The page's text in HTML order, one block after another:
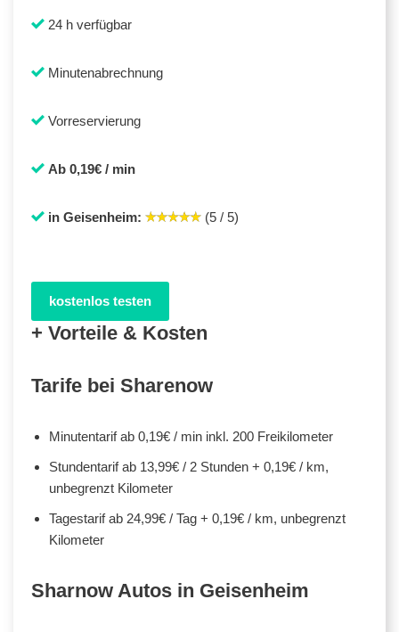
24 h verfügbar
Minutenabrechnung
Vorreservierung
Ab 0,19€ / min
in Geisenheim: (5 / 5)
kostenlos testen
+ Vorteile & Kosten
Tarife bei Sharenow
Minutentarif ab 0,19€ / min inkl. 200 Freikilometer
Stundentarif ab 13,99€ / 2 Stunden + 0,19€ / km,
unbegrenzt Kilometer
Tagestarif ab 24,99€ / Tag + 0,19€ / km, unbegrenzt
Kilometer
Sharnow Autos in Geisenheim